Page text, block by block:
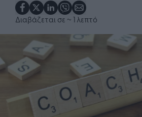
Διαβάζεται σε ~ 1 λεπτό